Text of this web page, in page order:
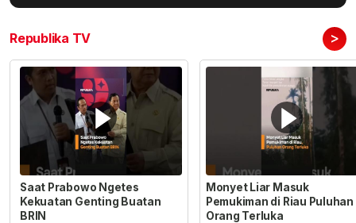
Republika TV >
Saat Prabowo Ngetes
Kekuatan Genting Buatan
BRIN
Monyet Liar Masuk
Pemukiman di Riau Puluhan
Orang Terluka